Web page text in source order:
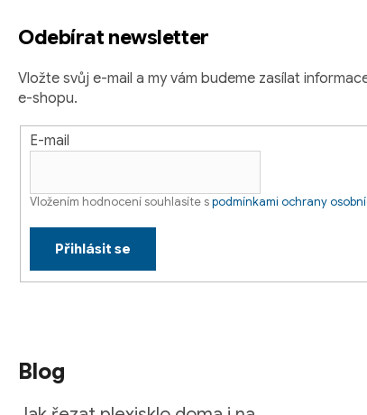
Odebírat newsletter
Vložte svůj e-mail a my vám budeme zasílat
e-shopu.
E-mail
Vložením hodnocení souhlasíte spodmínkami ochrany
Přihlásit se
Blog